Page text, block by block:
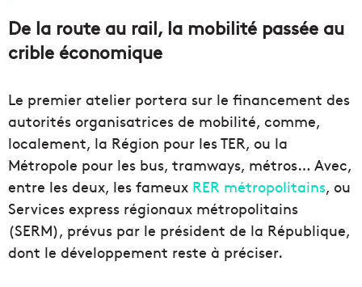
De la route au rail, la mobilité passée au
crible économique
Le premier atelier portera sur le financement des
autorités organisatrices de mobilité, comme,
localement, la Région pour les TER, ou la
Métropole pour les bus, tramways, métros… Avec,
entre les deux, les fameux RER métropolitains, ou
Services express régionaux métropolitains
(SERM), prévus par le président de la République,
dont le développement reste à préciser.